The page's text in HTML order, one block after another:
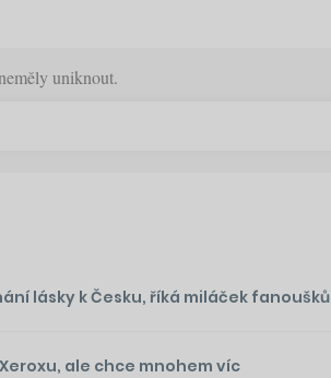
uniknout.
lásky k Česku, říká miláček fanoušků
ale chce mnohem víc